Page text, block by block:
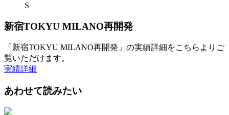
S
新宿TOKYU MILANO再開発
「新宿TOKYU MILANO再開発」の実績詳細をこちらよりご
覧いただけます。
実績詳細
あわせて読みたい